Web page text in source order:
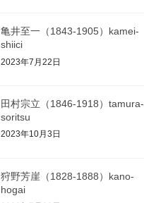
亀井至一（1843-1905）kamei-
shiici
2023年7月22日
田村宗立（1846-1918）tamura-
soritsu
2023年10月3日
狩野芳崖（1828-1888）kano-
hogai